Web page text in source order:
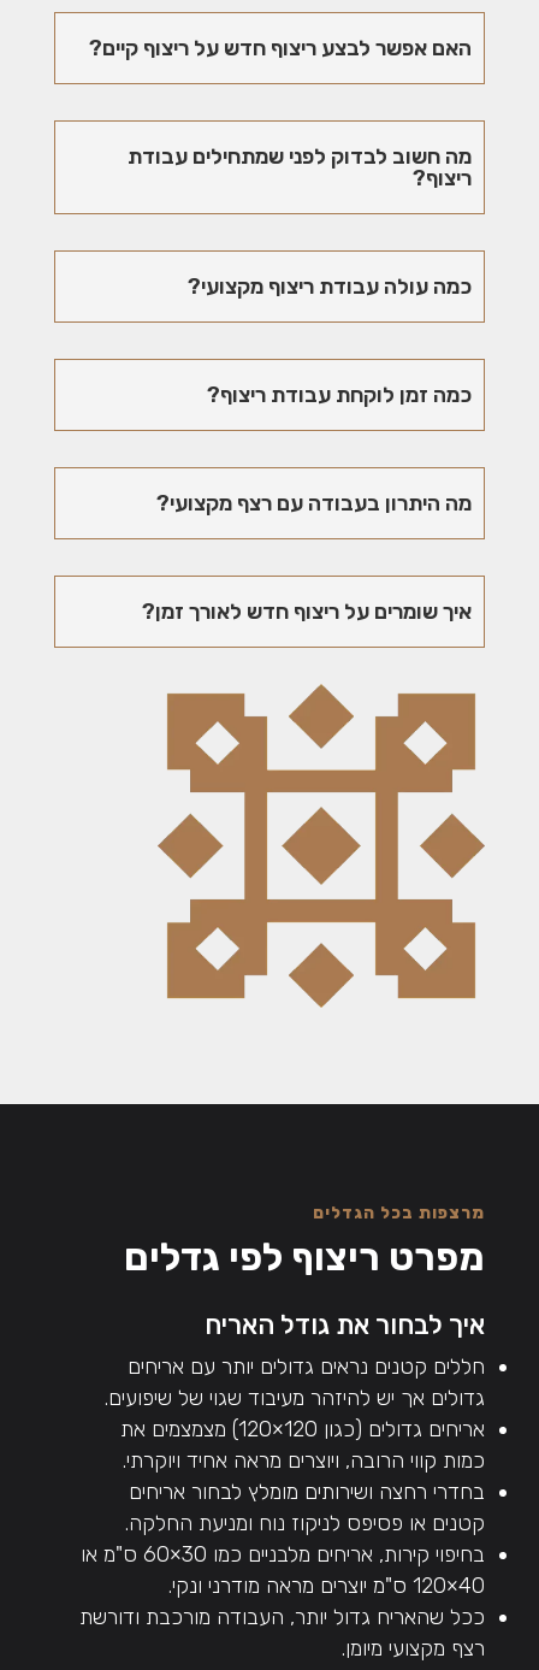
האם אפשר לבצע ריצוף חדש על ריצוף קיים?
מה חשוב לבדוק לפני שמתחילים עבודת
ריצוף?
כמה עולה עבודת ריצוף מקצועי?
כמה זמן לוקחת עבודת ריצוף?
מה היתרון בעבודה עם רצף מקצועי?
איך שומרים על ריצוף חדש לאורך זמן?
מרצפות בכל הגדלים
מפרט ריצוף לפי גדלים
איך לבחור את גודל האריח
חללים קטנים נראים גדולים יותר עם אריחים
גדולים אך יש להיזהר מעיבוד שגוי של שיפועים.
אריחים גדולים (כגון 120×120) מצמצמים את
כמות קווי הרובה, ויוצרים מראה אחיד ויוקרתי.
בחדרי רחצה ושירותים מומלץ לבחור אריחים
קטנים או פסיפס לניקוז נוח ומניעת החלקה.
בחיפוי קירות, אריחים מלבניים כמו 30×60 ס"מ או
40×120 ס"מ יוצרים מראה מודרני ונקי.
ככל שהאריח גדול יותר, העבודה מורכבת ודורשת
רצף מקצועי מיומן.